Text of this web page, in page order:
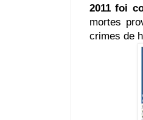
2011 foi
mortes
crimes de